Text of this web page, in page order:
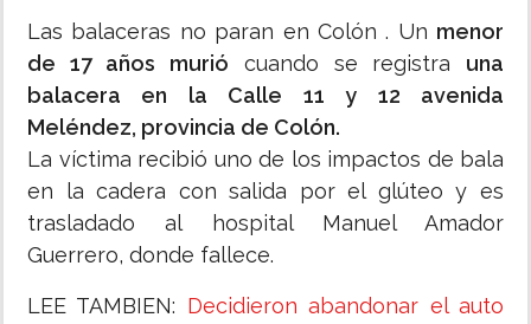
Las balaceras no paran en Colón . Un menor
de 17 años murió cuando se registra una
balacera en la Calle 11 y 12 avenida
Meléndez, provincia de Colón.
La víctima recibió uno de los impactos de bala
en la cadera con salida por el glúteo y es
trasladado al hospital Manuel Amador
Guerrero, donde fallece.
LEE TAMBIEN: Decidieron abandonar el auto